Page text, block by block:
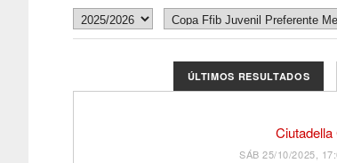
ÚLTIMOS RESULTADOS
Ciutadella
SÁB 25/10/2025,